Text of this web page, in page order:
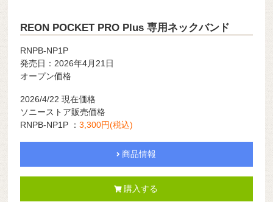
REON POCKET PRO Plus 専用ネックバンド
RNPB-NP1P
発売日：2026年4月21日
オープン価格
2026/4/22 現在価格
ソニーストア販売価格
RNPB-NP1P ：3,300円(税込)
商品情報
購入する